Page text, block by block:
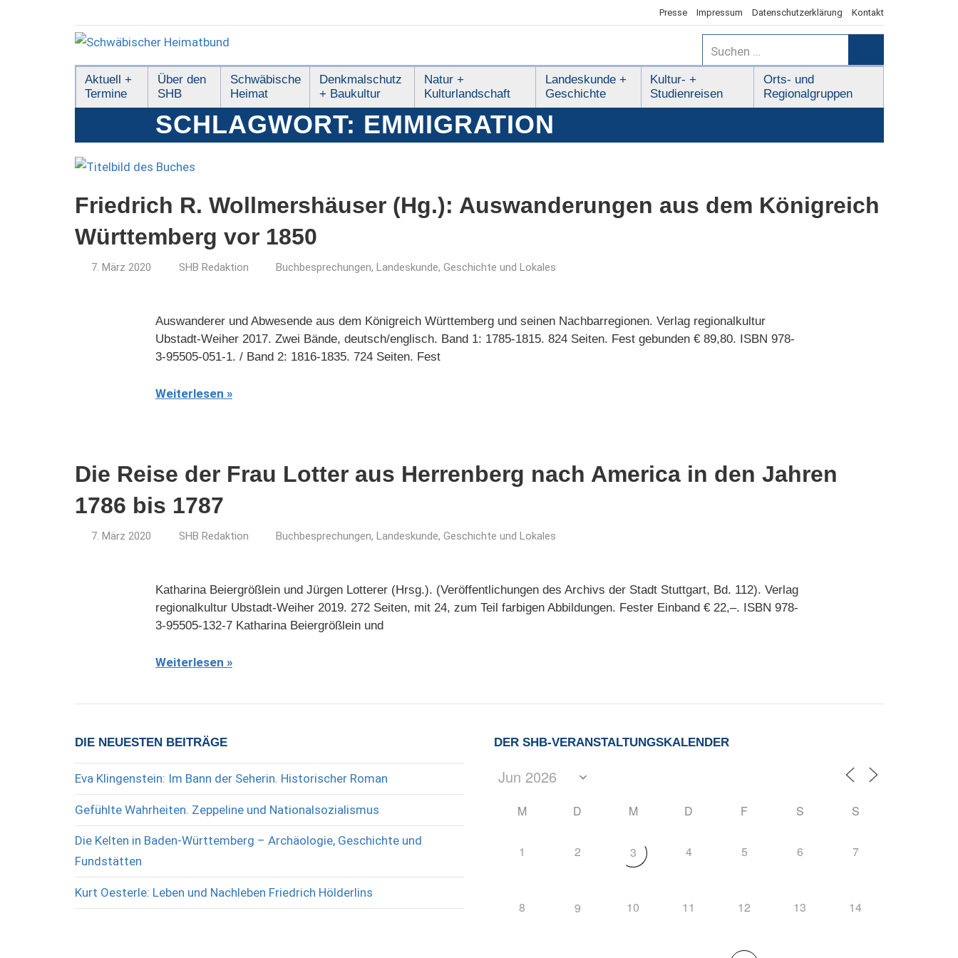
Presse Impressum Datenschutzerklärung Kontakt
Schwäbischer
Heimatbund
Suchen
nach:
Aktuell +
Termine
Über den
SHB
Schwäbische
Heimat
Denkmalschutz
+ Baukultur
Natur +
Kulturlandschaft
Landeskunde +
Geschichte
Kultur- +
Studienreisen
Orts- und
Regionalgruppen
SCHLAGWORT: EMMIGRATION
Friedrich R. Wollmershäuser (Hg.): Auswanderungen aus dem Königreich
Württemberg vor 1850
7. März 2020 SHB Redaktion Buchbesprechungen, Landeskunde, Geschichte und Lokales
Auswanderer und Abwesende aus dem Königreich Württemberg und seinen Nachbarregionen. Verlag regionalkultur
Ubstadt-Weiher 2017. Zwei Bände, deutsch/englisch. Band 1: 1785-1815. 824 Seiten. Fest gebunden € 89,80. ISBN 978-
3-95505-051-1. / Band 2: 1816-1835. 724 Seiten. Fest
Weiterlesen
Die Reise der Frau Lotter aus Herrenberg nach America in den Jahren
1786 bis 1787
7. März 2020 SHB Redaktion Buchbesprechungen, Landeskunde, Geschichte und Lokales
Katharina Beiergrößlein und Jürgen Lotterer (Hrsg.). (Veröffentlichungen des Archivs der Stadt Stuttgart, Bd. 112). Verlag
regionalkultur Ubstadt-Weiher 2019. 272 Seiten, mit 24, zum Teil farbigen Abbildungen. Fester Einband € 22,–. ISBN 978-
3-95505-132-7 Katharina Beiergrößlein und
Weiterlesen
DIE NEUESTEN BEITRÄGE
Eva Klingenstein: Im Bann der Seherin. Historischer Roman
Gefühlte Wahrheiten. Zeppeline und Nationalsozialismus
Die Kelten in Baden-Württemberg – Archäologie, Geschichte und
Fundstätten
Kurt Oesterle: Leben und Nachleben Friedrich Hölderlins
DER SHB-VERANSTALTUNGSKALENDER
M D M D F S S
1 2 3 4 5 6 7
8 9 10 11 12 13 14